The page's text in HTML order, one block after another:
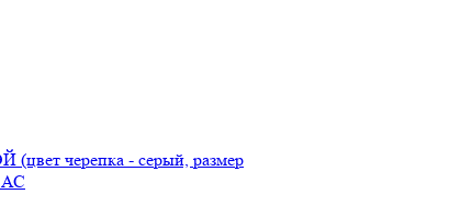
(цвет черепка - серый, размер
АС